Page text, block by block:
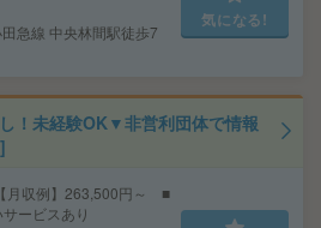
急線 中央林間駅徒歩7
気になる!
！未経験OK▼非営利団体で情報
月収例】263,500円～ ■
ービスあり